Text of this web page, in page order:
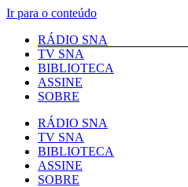
Ir para o conteúdo
RÁDIO SNA
TV SNA
BIBLIOTECA
ASSINE
SOBRE
RÁDIO SNA
TV SNA
BIBLIOTECA
ASSINE
SOBRE